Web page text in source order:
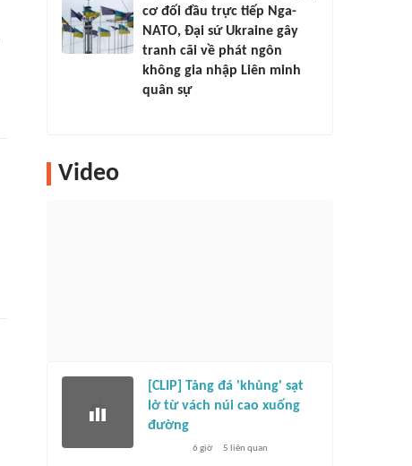
cơ đối đầu trực tiếp Nga-
NATO, Đại sứ Ukraine gây
tranh cãi về phát ngôn
không gia nhập Liên minh
quân sự
Video
[CLIP] Tảng đá 'khủng' sạt
lở từ vách núi cao xuống
đường
6 giờ 5 liên quan